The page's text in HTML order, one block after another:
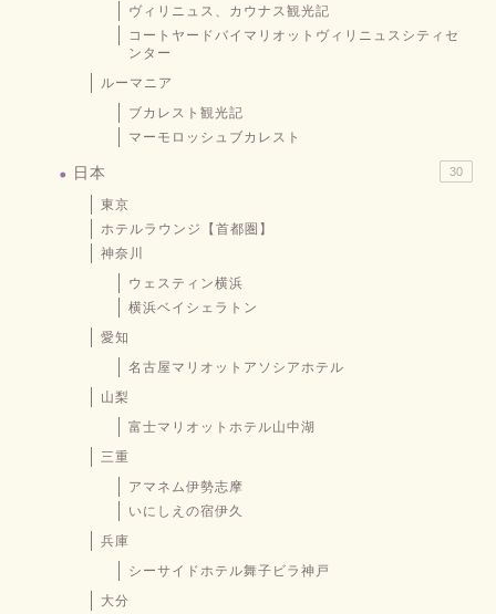
ヴィリニュス、カウナス観光記
コートヤードバイマリオットヴィリニュスシティセ
ンター
ルーマニア
ブカレスト観光記
マーモロッシュブカレスト
日本 30
東京
ホテルラウンジ【首都圏】
神奈川
ウェスティン横浜
横浜ベイシェラトン
愛知
名古屋マリオットアソシアホテル
山梨
富士マリオットホテル山中湖
三重
アマネム伊勢志摩
いにしえの宿伊久
兵庫
シーサイドホテル舞子ビラ神戸
大分